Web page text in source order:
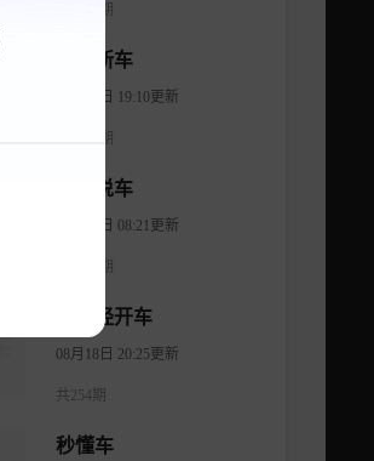
共1474期
智看新车
08月06日 19:10更新
共1175期
大斌说车
08月06日 08:21更新
共2965期
不正经开车
08月18日 20:25更新
共254期
秒懂车